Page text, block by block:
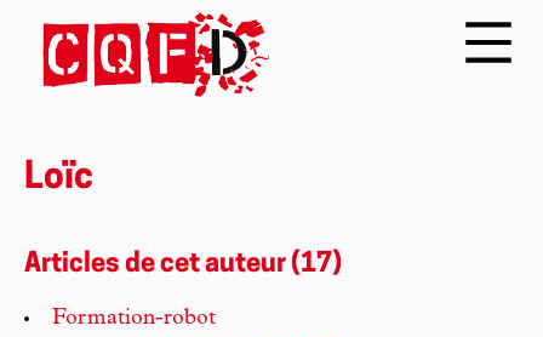
Loïc
Articles de cet auteur (17)
Formation-robot